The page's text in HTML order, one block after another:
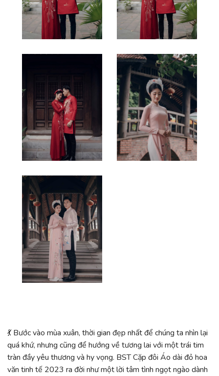
💃 Bước vào mùa xuân, thời gian đẹp nhất để chúng ta nhìn lại
quá khứ, nhưng cũng để hướng về tương lai với một trái tim
tràn đầy yêu thương và hy vọng. BST Cặp đôi Áo dài đỏ hoa
văn tinh tế 2023 ra đời như một lời tâm tình ngọt ngào dành